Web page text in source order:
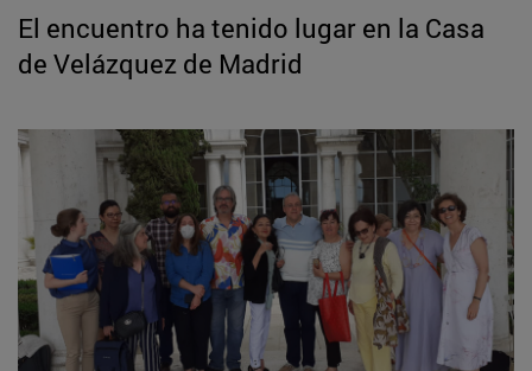
El encuentro ha tenido lugar en la Casa
de Velázquez de Madrid